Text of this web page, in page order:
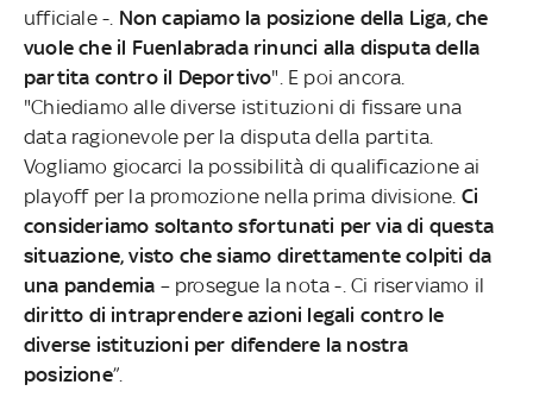
ufficiale -. Non capiamo la posizione della Liga, che
vuole che il Fuenlabrada rinunci alla disputa della
partita contro il Deportivo". E poi ancora.
"Chiediamo alle diverse istituzioni di fissare una
data ragionevole per la disputa della partita.
Vogliamo giocarci la possibilità di qualificazione ai
playoff per la promozione nella prima divisione. Ci
consideriamo soltanto sfortunati per via di questa
situazione, visto che siamo direttamente colpiti da
una pandemia – prosegue la nota -. Ci riserviamo il
diritto di intraprendere azioni legali contro le
diverse istituzioni per difendere la nostra
posizione”.